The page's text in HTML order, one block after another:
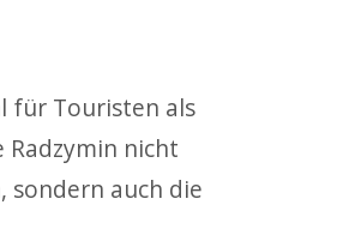
für Touristen als
nicht
sondern auch die